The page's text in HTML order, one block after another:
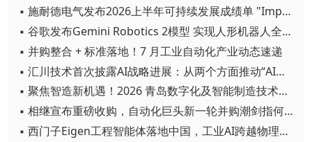
▪ 施耐德电气发布2026上半年可持续发展成绩单 "Impact 2030"路线图开局稳健
▪ 谷歌发布Gemini Robotics 2模型 实现人形机器人全身智能控制突破
▪ 并购整合 + 标准落地！7 月工业自动化产业动态速递
▪ 汇川技术首次披露AI战略进展：从两个方面推动“AI业务化”落地
▪ 聚焦智造新机遇！2026 青岛数字化及智能制造技术论坛圆满落幕
▪ 相继宣布重磅收购，自动化巨头新一轮并购潮剑指何方？
▪ 西门子Eigen工程智能体落地中国，工业AI跨越物理世界“确定性”拐点